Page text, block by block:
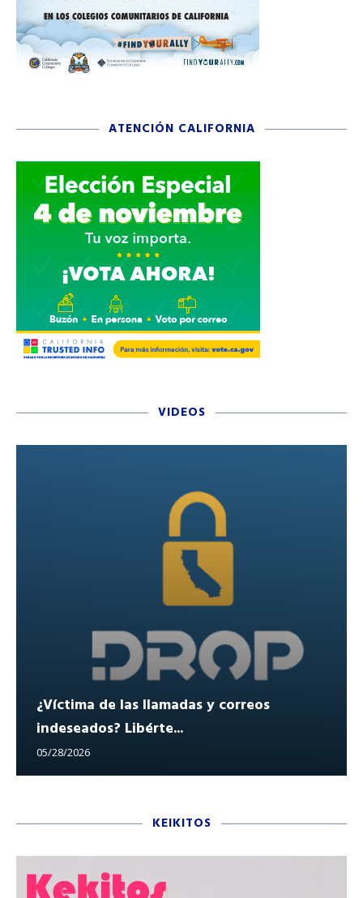
ATENCIÓN CALIFORNIA
VIDEOS
¿Víctima de las llamadas y correos
indeseados? Libérte...
05/28/2026
KEIKITOS